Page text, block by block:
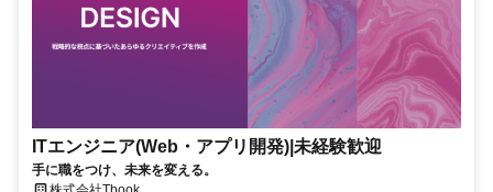
ITエンジニア(Web・アプリ開発)|未経験歓迎
手に職をつけ、未来を変える。